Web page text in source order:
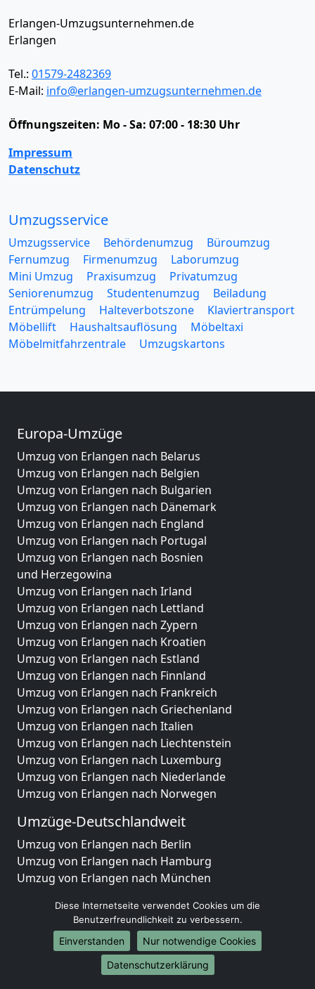
Erlangen-Umzugsunternehmen.de
Erlangen
Tel.: 01579-2482369
E-Mail: info@erlangen-umzugsunternehmen.de
Öffnungszeiten: Mo - Sa: 07:00 - 18:30 Uhr
Impressum
Datenschutz
Umzugsservice
Umzugsservice Behördenumzug
Büroumzug
Fernumzug
Firmenumzug
Laborumzug
Mini Umzug
Praxisumzug
Privatumzug
Seniorenumzug
Studentenumzug
Beiladung
Entrümpelung
Halteverbotszone
Klaviertransport
Möbellift
Haushaltsauflösung
Möbeltaxi
Möbelmitfahrzentrale
Umzugskartons
Europa-Umzüge
Umzug von Erlangen nach Belarus
Umzug von Erlangen nach Belgien
Umzug von Erlangen nach Bulgarien
Umzug von Erlangen nach Dänemark
Umzug von Erlangen nach England
Umzug von Erlangen nach Portugal
Umzug von Erlangen nach Bosnien
und Herzegowina
Umzug von Erlangen nach Irland
Umzug von Erlangen nach Lettland
Umzug von Erlangen nach Zypern
Umzug von Erlangen nach Kroatien
Umzug von Erlangen nach Estland
Umzug von Erlangen nach Finnland
Umzug von Erlangen nach Frankreich
Umzug von Erlangen nach Griechenland
Umzug von Erlangen nach Italien
Umzug von Erlangen nach Liechtenstein
Umzug von Erlangen nach Luxemburg
Umzug von Erlangen nach Niederlande
Umzug von Erlangen nach Norwegen
Umzüge-Deutschlandweit
Umzug von Erlangen nach Berlin
Umzug von Erlangen nach Hamburg
Umzug von Erlangen nach München
Umzug von Erlangen nach Frankfurt am Main
Umzug von Erlangen nach Stuttgart
Umzug von Erlangen nach Düsseldorf
Umzug von Erlangen nach Leipzig
Umzug von Erlangen nach Dortmund
Diese Internetseite verwendet Cookies um die
Benutzerfreundlichkeit zu verbessern.
Einverstanden
Nur notwendige Cookies
Datenschutzerklärung